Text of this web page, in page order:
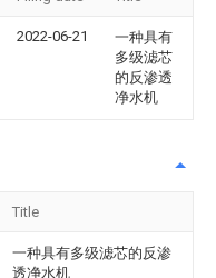
2022-06-21
一种具有
多级滤芯
的反渗透
净水机
Title
一种具有多级滤芯的反渗
透净水机